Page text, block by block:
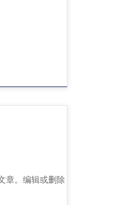
章。编辑或删除